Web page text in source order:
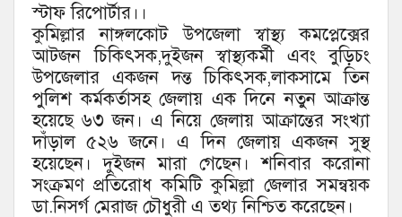
স্টাফ রিপোর্টার।।
কুমিল্লার নাঙ্গলকোট উপজেলা স্বাস্থ্য কমপ্লেক্সের
আটজন চিকিৎসক,দুইজন স্বাস্থ্যকর্মী এবং বুড়িচং
উপজেলার একজন দন্ত চিকিৎসক,লাকসামে তিন
পুলিশ কর্মকর্তাসহ জেলায় এক দিনে নতুন আক্রান্ত
হয়েছে ৬৩ জন। এ নিয়ে জেলায় আক্রান্তের সংখ্যা
দাঁড়াল ৫২৬ জনে। এ দিন জেলায় একজন সুস্থ
হয়েছেন। দুইজন মারা গেছেন। শনিবার করোনা
সংক্রমণ প্রতিরোধ কমিটি কুমিল্লা জেলার সমন্বয়ক
ডা.নিসর্গ মেরাজ চৌধুরী এ তথ্য নিশ্চিত করেছেন।